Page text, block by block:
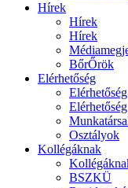
Hírek
Hírek
Hírek
BőrŐrök
Elérhetőség
Elérhetőség
Elérhetőség
Osztályok
Kollégáknak
BSZKÜ